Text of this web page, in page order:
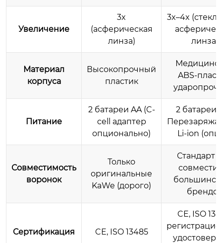
Увеличение
3x
(асферическая
линза)
3x–4x
линза)
Материал
корпуса
Высокопрочный
пластик
ABS-
Питание
2 батареи AA (C-
cell адаптер
опционально)
2 батареи
Li-ion
Совместимость
воронок
Только
оригинальные
KaWe (дорого)
Стандарт
Сертификация CE, ISO 13485
CE, ISO